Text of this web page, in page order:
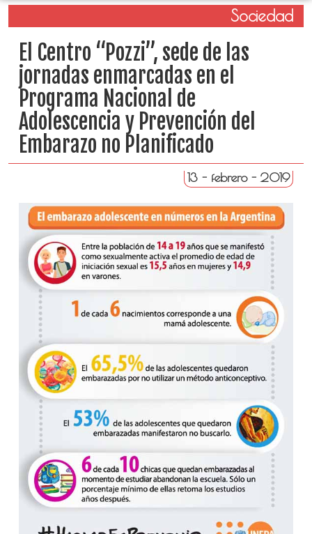
Sociedad
El Centro “Pozzi”, sede de las
jornadas enmarcadas en el
Programa Nacional de
Adolescencia y Prevención del
Embarazo no Planificado
13 - febrero - 2019